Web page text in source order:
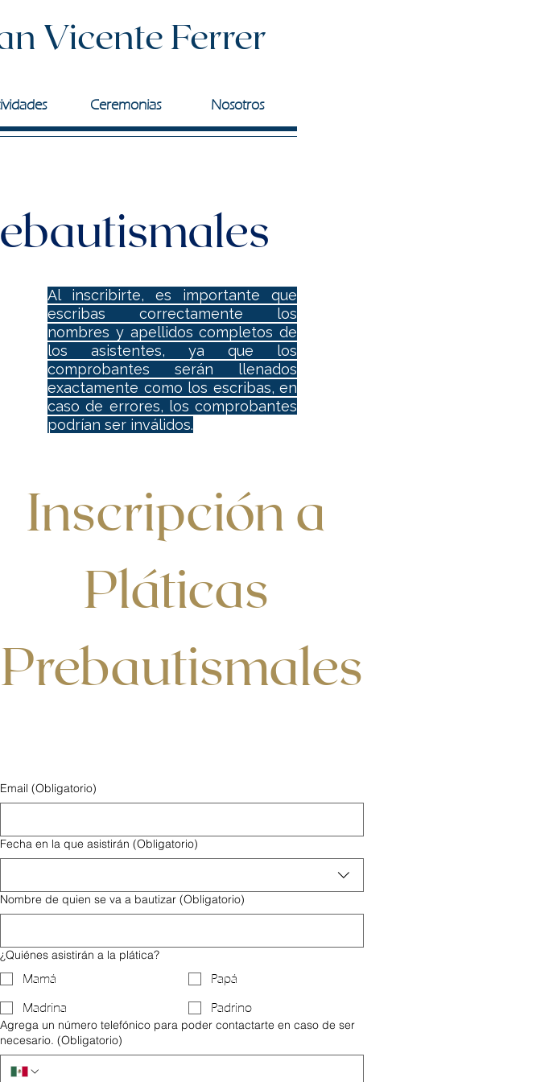
Vicente Ferrer
Ceremonias Nosotros
Al inscribirte, es importante que
escribas correctamente los
nombres y apellidos completos de
los asistentes, ya que los
comprobantes serán llenados
exactamente como los escribas, en
caso de errores, los comprobantes
podrían ser inválidos.
Inscripción a
Pláticas
Prebautismales
Email (Obligatorio)
Fecha en la que asistirán (Obligatorio)
Nombre de quien se va a bautizar (Obligatorio)
¿Quiénes asistirán a la plática?
Mamá
Papá
Madrina
Padrino
Agrega un número telefónico para poder contactarte en caso de ser
necesario. (Obligatorio)